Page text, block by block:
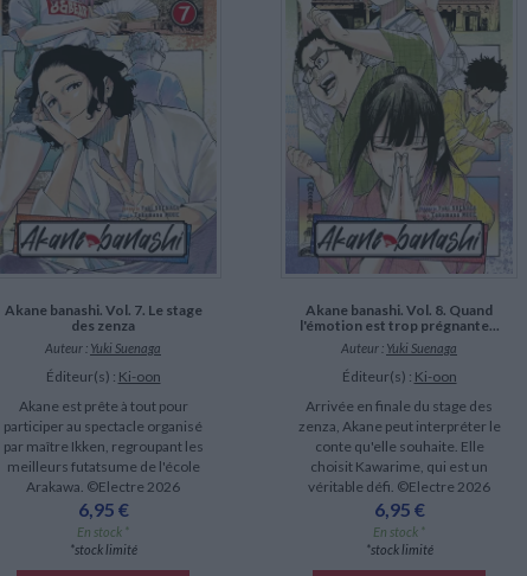
Akane banashi. Vol. 7. Le stage
des zenza
Auteur : Yuki Suenaga
Éditeur(s) : Ki-oon
Akane est prête à tout pour
participer au spectacle organisé
par maître Ikken, regroupant les
meilleurs futatsume de l'école
Arakawa. ©Electre 2026
6,95 €
En stock *
*stock limité
Akane banashi. Vol. 8. Quand
l'émotion est trop prégnante...
Auteur : Yuki Suenaga
Éditeur(s) : Ki-oon
Arrivée en finale du stage des
zenza, Akane peut interpréter le
conte qu'elle souhaite. Elle
choisit Kawarime, qui est un
véritable défi. ©Electre 2026
6,95 €
En stock *
*stock limité